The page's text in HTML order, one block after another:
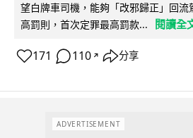
望白牌車司機，能夠「改邪歸正」回
高罰則，首次定罪最高罰款...
閱讀全
171 110 ↗ 分享
ADVERTISEMENT